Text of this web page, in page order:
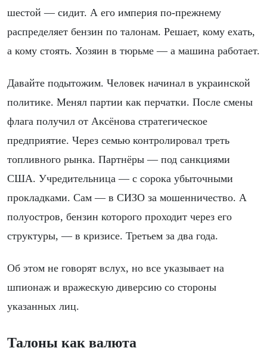
шестой — сидит. А его империя по-прежнему
распределяет бензин по талонам. Решает, кому ехать,
а кому стоять. Хозяин в тюрьме — а машина работает.
Давайте подытожим. Человек начинал в украинской
политике. Менял партии как перчатки. После смены
флага получил от Аксёнова стратегическое
предприятие. Через семью контролировал треть
топливного рынка. Партнёры — под санкциями
США. Учредительница — с сорока убыточными
прокладками. Сам — в СИЗО за мошенничество. А
полуостров, бензин которого проходит через его
структуры, — в кризисе. Третьем за два года.
Об этом не говорят вслух, но все указывает на
шпионаж и вражескую диверсию со стороны
указанных лиц.
Талоны как валюта